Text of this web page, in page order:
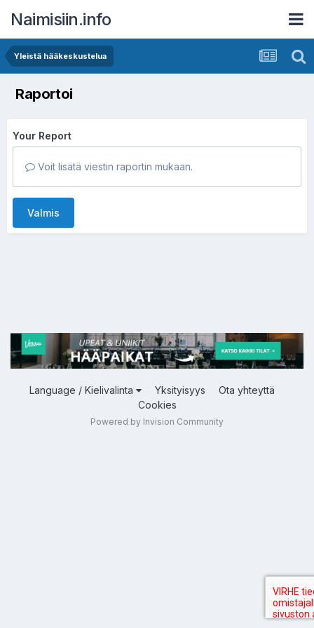
Naimisiin.info
Yleistä hääkeskustelua
Raportoi
Your Report
Voit lisätä viestin raportin mukaan.
Valmis
Language / Kielivalinta Yksityisyys
Ota yhteyttä
Cookies
Powered by Invision Community